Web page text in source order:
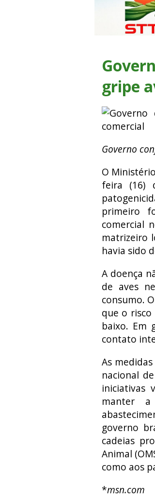
gripe
Governo
O
feira (16)
primeiro
comercial
matrizeiro
havia sido
A doença
de aves
consumo.
que o
baixo. Em
contato
As
nacional
iniciativas
manter
governo
cadeias
Animal
como aos
*msn.com